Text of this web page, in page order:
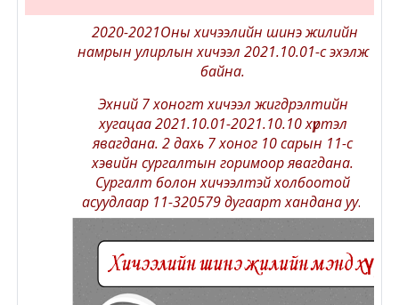
Moodle
Moodle.com
жишээ 2
Moodle
community
2020-2021Оны хичээлийн шинэ жилийн
намрын улирлын хичээл 2021.10.01-с эхэлж
байна.
Эхний 7 хоногт хичээл жигдрэлтийн
хугацаа 2021.10.01-2021.10.10 хүртэл
явагдана. 2 дахь 7 хоног 10 сарын 11-с
хэвийн сургалтын горимоор явагдана.
Сургалт болон хичээлтэй холбоотой
асуудлаар 11-320579 дугаарт хандана уу.